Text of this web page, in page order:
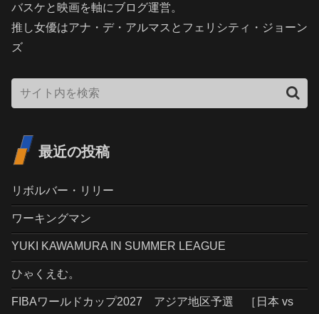
バスケと映画を軸にブログ運営。
推し女優はアナ・デ・アルマスとフェリシティ・ジョーン
ズ
最近の投稿
リボルバー・リリー
ワーキングマン
YUKI KAWAMURA IN SUMMER LEAGUE
ひゃくえむ。
FIBAワールドカップ2027 アジア地区予選 ［日本 vs